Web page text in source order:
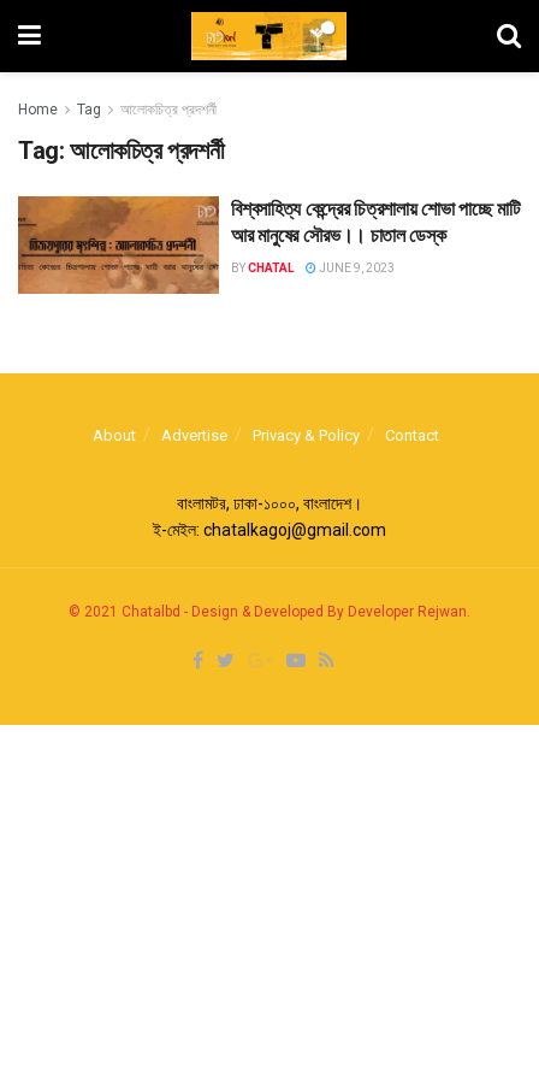
Home Tag আলোকচিত্র প্রদশর্নী
Tag: আলোকচিত্র প্রদশর্নী
বিশ্বসাহিত্য কেন্দ্রের চিত্রশালায় শোভা পাচ্ছে মাটি
আর মানুষের সৌরভ।। চাতাল ডেস্ক
BYCHATAL JUNE 9, 2023
About Advertise Privacy & Policy Contact
বাংলামটর, ঢাকা-১০০০, বাংলাদেশ।
ই-মেইল: chatalkagoj@gmail.com
© 2021 Chatalbd - Design & Developed By Developer Rejwan.